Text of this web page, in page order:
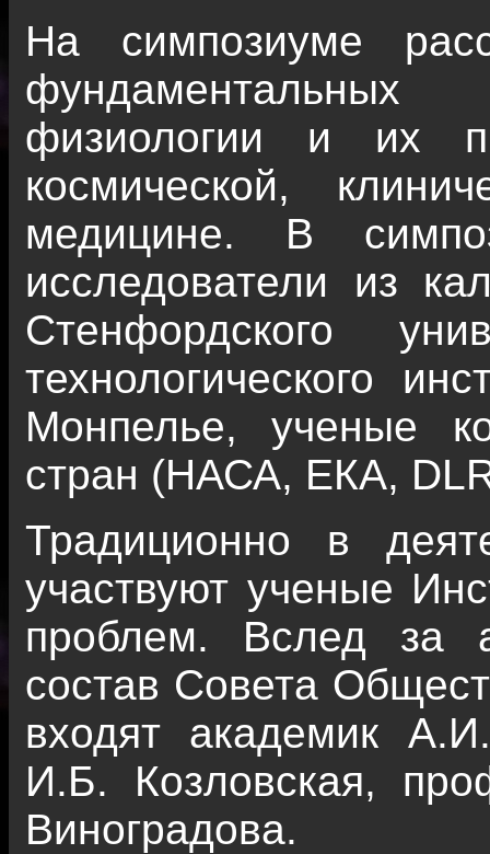
На симпозиуме
фундаментальных
физиологии и их
космической,
медицине. В
исследователи из
Стенфордского
технологического
Монпелье, ученые
стран (НАСА, ЕКА,
Традиционно в
участвуют ученые
проблем. Вслед за
состав Совета
входят академик
И.Б. Козловская,
Виноградова.